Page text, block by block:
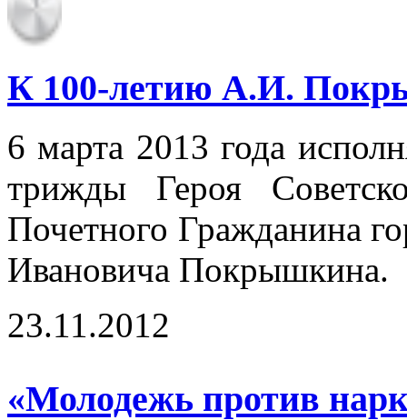
К 100-летию А.И.
6 марта 2013 года
трижды Героя
Почетного Гражданина
Ивановича Покрышкина.
23.11.2012
«Молодежь против